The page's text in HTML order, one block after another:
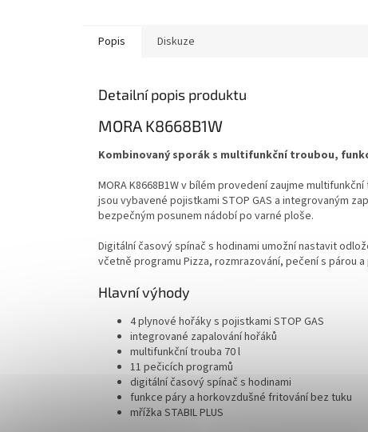
Popis Diskuze
Detailní popis produktu
MORA K8668B1W
Kombinovaný sporák s multifunkční troubou,
MORA K8668B1W v bílém provedení zaujme
jsou vybavené pojistkami STOP GAS a integrovaným
bezpečným posunem nádobí po varné ploše.
Digitální časový spínač s hodinami umožní nastavit
včetně programu Pizza, rozmrazování, pečení s párou
Hlavní výhody
4 plynové hořáky s pojistkami STOP GAS
integrované zapalování hořáků
multifunkční trouba 70 l
11 pečicích programů
digitální časový spínač s hodinami
funkce páry a horkovzdušné fritování bez tuku
mřížka STABIL PLUS